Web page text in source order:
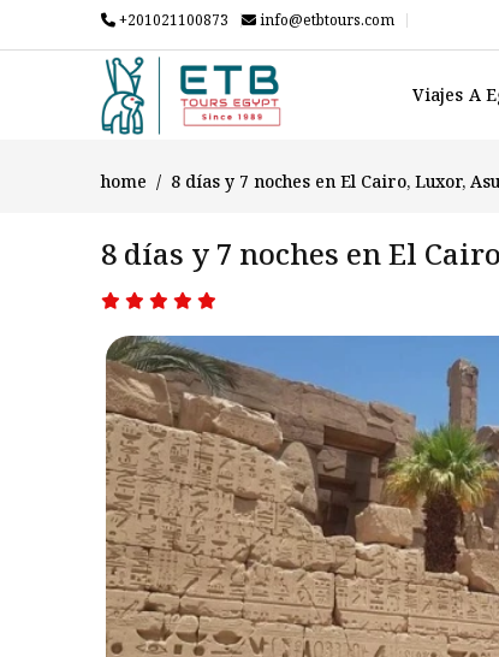
+201021100873 info@etbtours.com
Viajes A
home 8 días y 7 noches en El Cairo, Luxor,
8 días y 7 noches en El